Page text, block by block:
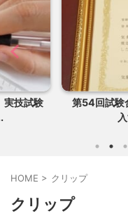
技試験
第54回試験
HOME > クリップ
クリップ